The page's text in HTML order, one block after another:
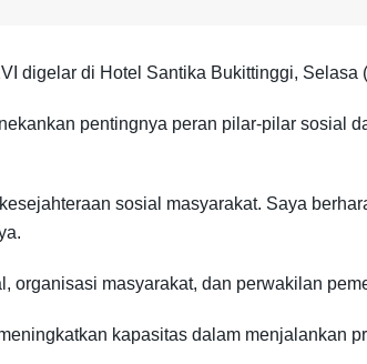
digelar di Hotel Santika Bukittinggi, Selasa
pentingnya peran pilar-pilar sosial
sosial masyarakat. Saya
organisasi masyarakat, dan perwakilan
kapasitas dalam menjalankan